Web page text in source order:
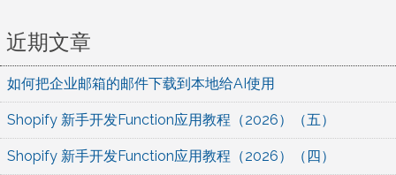
近期文章
如何把企业邮箱的邮件下载到本地给AI使用
Shopify 新手开发Function应用教程（2026）（五）
Shopify 新手开发Function应用教程（2026）（四）